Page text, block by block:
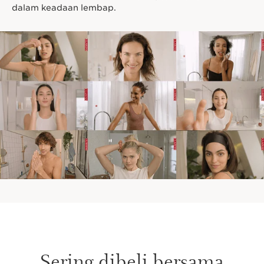
dalam keadaan lembap.